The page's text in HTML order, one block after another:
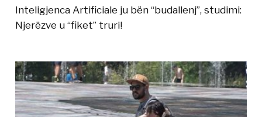
Inteligjenca Artificiale ju bën “budallenj”, studimi:
Njerëzve u “fiket” truri!